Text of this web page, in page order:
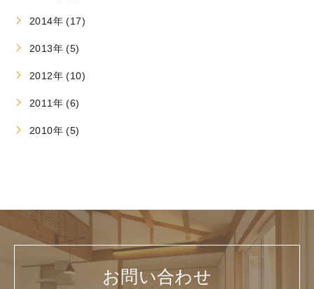
2014年 (17)
2013年 (5)
2012年 (10)
2011年 (6)
2010年 (5)
お問い合わせ